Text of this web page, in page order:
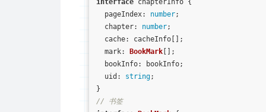
pageIndex: number;
chapter: number;
cache: cacheInfo[];
mark: BookMark [];
bookInfo: bookInfo;
uid : string;
// 书签